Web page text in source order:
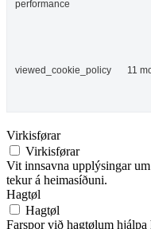
performance
viewed_cookie_policy 11
Virkisførar
Virkisførar
Vit innsavna upplýsingar
tekur á heimasíðuni.
Hagtøl
Hagtøl
Farspor við hagtølum hjálpa